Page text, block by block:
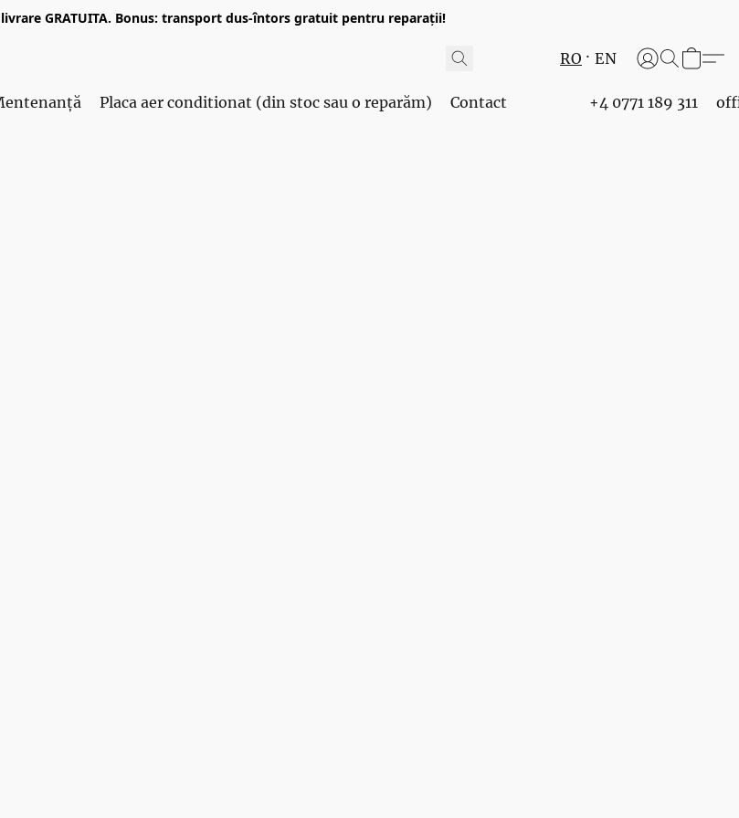
livrare GRATUITA. Bonus: transport dus-întors gratuit pentru reparații!
RO EN
Placa aer conditionat (din stoc sau o reparăm) Contact +4 0771 189 311